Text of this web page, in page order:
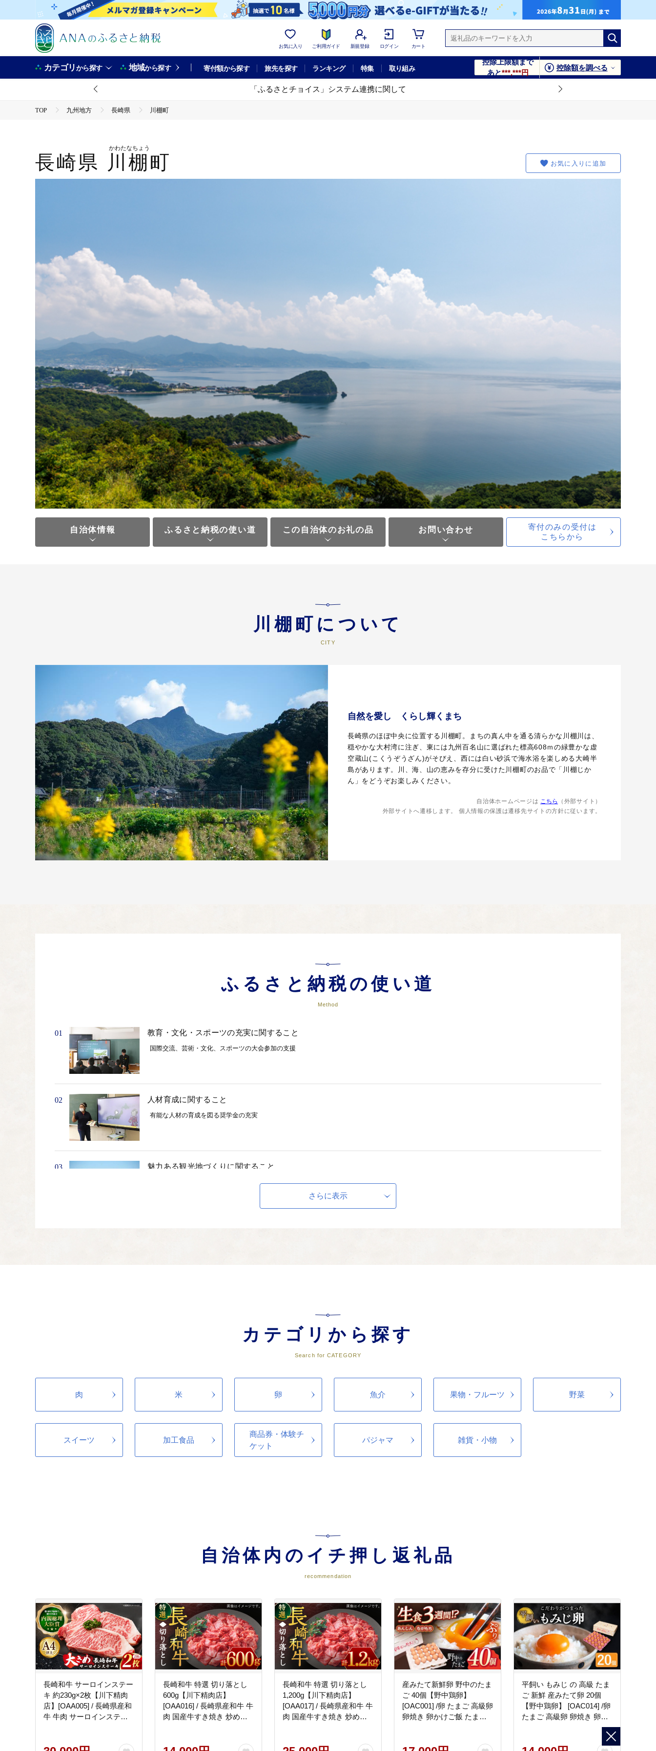
お気に入り ご利用ガイド 新規登録 ログイン カート
カテゴリから探す 地域から探す 寄付額から探す 旅先を探す ランキング 特集 取り組み
控除上限額まで
あと***,***円
控除額を調べる
「ふるさとチョイス」システム連携に関して
TOP 九州地方 長崎県 川棚町
長崎県 川棚町
かわたなちょう
お気に入りに追加
自治体情報 ふるさと納税の使い道 この自治体のお礼の品 お問い合わせ
寄付のみの受付は
こちらから
川棚町について
自然を愛し くらし輝くまち
長崎県のほぼ中央に位置する川棚町。まちの真ん中を通る清らかな川棚川は、
穏やかな大村湾に注ぎ、東には九州百名山に選ばれた標高608ｍの緑豊かな虚
空蔵山(こくうぞうざん)がそびえ、西には白い砂浜で海水浴を楽しめる大崎半
島があります。川、海、山の恵みを存分に受けた川棚町のお品で「川棚じか
ん」をどうぞお楽しみください。
自治体ホームページは こちら
（外部サイト）
外部サイトへ遷移します。 個人情報の保護は遷移先サイトの方針に従います。
ふるさと納税の使い道
Method
01 教育・文化・スポーツの充実に関すること
国際交流、芸術・文化、スポーツの大会参加の支援
02 人材育成に関すること
有能な人材の育成を図る奨学金の充実
03 魅力ある観光地づくりに関すること
やすらぎと憩いの場である観光施設の整備
町長へおまかせ
さらに表示
カテゴリから探す
Search for CATEGORY
肉 米 卵 魚介 果物・フルーツ 野菜
スイーツ 加工食品
商品券・体験チ
ケット
パジャマ 雑貨・小物
自治体内のイチ押し返礼品
recommendation
長崎和牛 サーロインステー
キ 約230g×2枚【川下精肉
店】[OAA005] / 長崎県産和
牛 牛肉 サーロインステー
ステーキ サーロイン ステ
長崎和牛 特選 切り落とし
600g【川下精肉店】
[OAA016] / 長崎県産和牛 牛
肉 国産牛すき焼き 炒めも
り落とし 切り落とし 牛肉
長崎和牛 特選 切り落とし
1,200g【川下精肉店】
[OAA017] / 長崎県産和牛 牛
肉 国産牛すき焼き 炒めも
り落とし 切り落とし 牛肉
産みたて新鮮卵 野中のたま
ご 40個【野中鶏卵】
[OAC001] /卵 たまご 高級卵
卵焼き 卵かけご飯 たまご
平飼い もみじ の 高級 たま
ご 新鮮 産みたて卵 20個
【野中鶏卵】 [OAC014] /卵
たまご 高級卵 卵焼き 卵か
けご飯 たまご 濃厚たまご